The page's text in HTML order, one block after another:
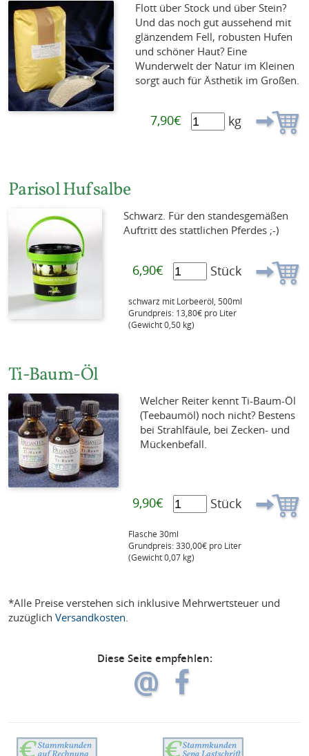
Flott über Stock und über Stein?
Und das noch gut aussehend mit
glänzendem Fell, robusten Hufen
und schöner Haut? Eine
Wunderwelt der Natur im Kleinen
sorgt auch für Ästhetik im Großen.
7,90€ kg
Parisol Hufsalbe
Schwarz. Für den standesgemäßen
Auftritt des stattlichen Pferdes ;-)
6,90€ Stück
schwarz mit Lorbeeröl, 500ml
Grundpreis: 13,80€ pro Liter
(Gewicht 0,50 kg)
Ti-Baum-Öl
Welcher Reiter kennt Ti-Baum-Öl
(Teebaumöl) noch nicht? Bestens
bei Strahlfäule, bei Zecken- und
Mückenbefall.
9,90€ Stück
Flasche 30ml
Grundpreis: 330,00€ pro Liter
(Gewicht 0,07 kg)
*Alle Preise verstehen sich inklusive Mehrwertsteuer und
zuzüglichVersandkosten.
Diese Seite empfehlen: